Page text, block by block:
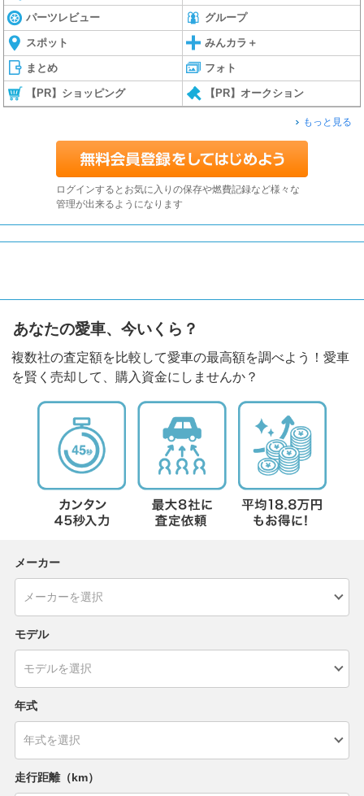
パーツレビュー グループ
スポット みんカラ＋
まとめ フォト
【PR】ショッピング 【PR】オークション
もっと見る
ログインするとお気に入りの保存や燃費記録など様々な
管理が出来るようになります
あなたの愛車、今いくら？
複数社の査定額を比較して愛車の最高額を調べよう！愛車
を賢く売却して、購入資金にしませんか？
メーカー
モデル
年式
走行距離（km）